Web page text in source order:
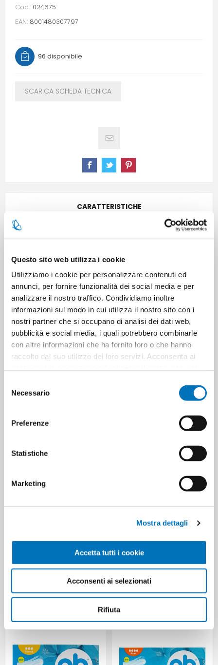
Questo sito web utilizza i cookie
Utilizziamo i cookie per personalizzare contenuti ed
annunci, per fornire funzionalità dei social media e per
analizzare il nostro traffico. Condividiamo inoltre
informazioni sul modo in cui utilizza il nostro sito con i
nostri partner che si occupano di analisi dei dati web,
pubblicità e social media, i quali potrebbero combinarle
con altre informazioni che ha fornito loro o che hanno
raccolto dal suo utilizzo dei loro servizi. Acconsenta ai
delNecessario
Preferenze
Statistiche
Marketing
Mostra dettagli
Accetta tutti i cookie
Acconsenti ai selezionati
Rifiuta
Cod.: 024675
EAN: 8001480307797
96 disponibile
SCARICA SCHEDA TECNICA
CARATTERISTICHE
CONTATTACI
Pezzi per cartone 6
Cartoni per pallet 48
Cartoni per strato 6
Minimo di vendita 6
igiene bimbi
baby hygiene pannolini bimbi
igiene neonati neonati
babies' nappies
HANNO ACQUISTATO ANCHE